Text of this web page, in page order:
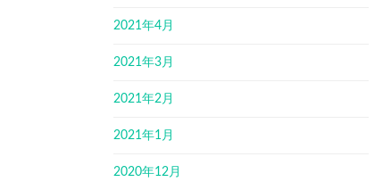
2021年4月
2021年3月
2021年2月
2021年1月
2020年12月